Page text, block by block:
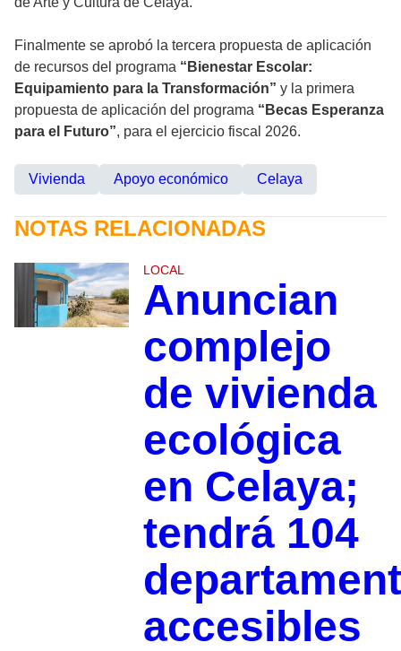
Finalmente se aprobó la tercera propuesta de aplicación
de recursos del programa “Bienestar Escolar:
Equipamiento para la Transformación” y la primera
propuesta de aplicación del programa “Becas Esperanza
para el Futuro”, para el ejercicio fiscal 2026.
Vivienda Apoyo económico Celaya
NOTAS RELACIONADAS
LOCAL
Anuncian
complejo
de vivienda
ecológica
en Celaya;
tendrá 104
accesibles